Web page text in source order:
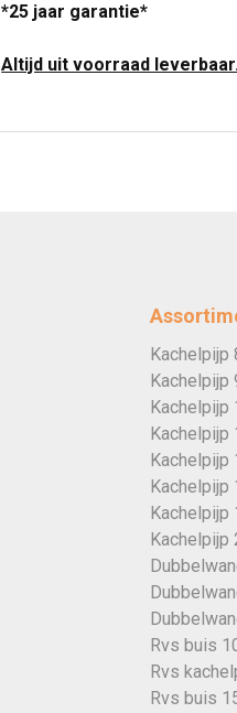
*25 jaar garantie*
Altijd uit voorraad
Kachelpijp
Kachelpijp
Kachelpijp
Kachelpijp
Kachelpijp
Kachelpijp
Kachelpijp
Kachelpijp
Rvs buis
Rvs
Rvs buis